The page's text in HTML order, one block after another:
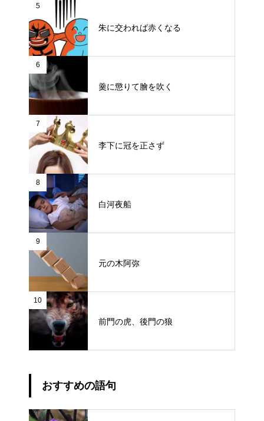
5
朱に交われば赤くなる
6
羹に懲りて膾を吹く
7
李下に冠を正さず
8
白河夜船
9
元の木阿弥
10
前門の虎、後門の狼
おすすめの語句